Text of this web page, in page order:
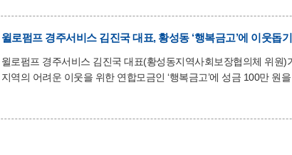
거리에 직접 주저앉아 손으로 잡초를 제거하는 등 세심한 작업을 펼쳤다. 정비가 완료된 구간은 한층 깔
모습으로 주민들의 통행 편의를 높였으며, 도시미관 개선에도 큰 도움이 됐다. 김희정 황성동장은 “항
위해 솔선수범해 주시는 무지개봉사단 회원들께 감
윌로펌프 경주서비스 김진국 대표, 황성동 ‘행복금고’에 이웃돕
윌로펌프 경주서비스 김진국 대표(황성동지역사회보장협의체 위원
지역의 어려운 이웃을 위한 연합모금인 ‘행복금고’에 성금 100만 원을 기탁했다. 김진국 대표는 평소